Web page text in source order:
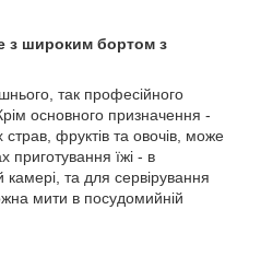
з широким бортом з
так професійного
основного призначення -
страв, фруктів та овочів, може
приготування їжі - в
та для сервірування
мити в посудомийній